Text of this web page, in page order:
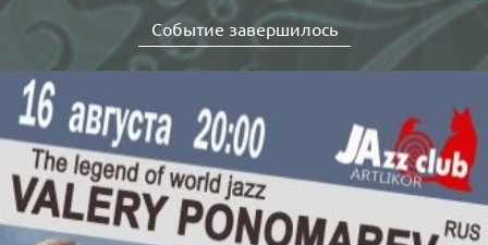
Событие завершилось